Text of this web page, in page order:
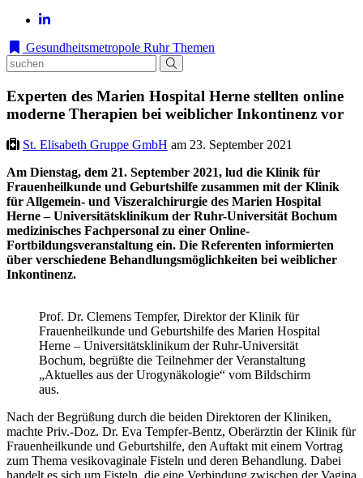
Gesundheitsmetropole Ruhr Themen
Experten des Marien Hospital Herne stellten online
moderne Therapien bei weiblicher Inkontinenz vor
St. Elisabeth Gruppe GmbH am 23. September 2021
Am Dienstag, dem 21. September 2021, lud die Klinik für
Frauenheilkunde und Geburtshilfe zusammen mit der Klinik
für Allgemein- und Viszeralchirurgie des Marien Hospital
Herne – Universitätsklinikum der Ruhr-Universität Bochum
medizinisches Fachpersonal zu einer Online-
Fortbildungsveranstaltung ein. Die Referenten informierten
über verschiedene Behandlungsmöglichkeiten bei weiblicher
Inkontinenz.
Prof. Dr. Clemens Tempfer, Direktor der Klinik für
Frauenheilkunde und Geburtshilfe des Marien Hospital
Herne – Universitätsklinikum der Ruhr-Universität
Bochum, begrüßte die Teilnehmer der Veranstaltung
„Aktuelles aus der Urogynäkologie“ vom Bildschirm
aus.
Nach der Begrüßung durch die beiden Direktoren der Kliniken,
machte Priv.-Doz. Dr. Eva Tempfer-Bentz, Oberärztin der Klinik für
Frauenheilkunde und Geburtshilfe, den Auftakt mit einem Vortrag
zum Thema vesikovaginale Fisteln und deren Behandlung. Dabei